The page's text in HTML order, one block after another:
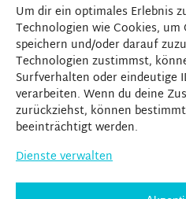
Um dir ein optimales Erlebnis
Technologien wie Cookies,
speichern und/oder darauf
Technologien zustimmst,
Surfverhalten oder eindeutige
verarbeiten. Wenn du deine
zurückziehst, können
beeinträchtigt werden.
Dienste verwalten